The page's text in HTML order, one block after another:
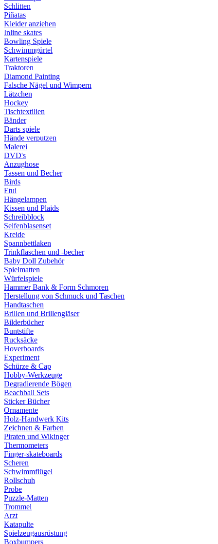
Schlitten
Piñatas
Kleider anziehen
Inline skates
Bowling Spiele
Schwimmgürtel
Kartenspiele
Traktoren
Diamond Painting
Falsche Nägel und Wimpern
Lätzchen
Hockey
Tischtextilien
Bänder
Darts spiele
Hände verputzen
Malerei
DVD's
Anzughose
Tassen und Becher
Birds
Etui
Hängelampen
Kissen und Plaids
Schreibblock
Seifenblasenset
Kreide
Spannbettlaken
Trinkflaschen und -becher
Baby Doll Zubehör
Spielmatten
Würfelspiele
Hammer Bank & Form Schmoren
Herstellung von Schmuck und Taschen
Handtaschen
Brillen und Brillengläser
Bilderbücher
Buntstifte
Rucksäcke
Hoverboards
Experiment
Schürze & Cap
Hobby-Werkzeuge
Degradierende Bögen
Beachball Sets
Sticker Bücher
Ornamente
Holz-Handwerk Kits
Zeichnen & Farben
Piraten und Wikinger
Thermometers
Finger-skateboards
Scheren
Schwimmflügel
Rollschuh
Probe
Puzzle-Matten
Trommel
Arzt
Katapulte
Spielzeugausrüstung
Boxbumpers